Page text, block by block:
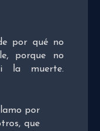
por qué no
porque no
la muerte.
por
que